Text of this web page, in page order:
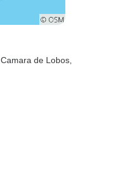
, Camara de Lobos